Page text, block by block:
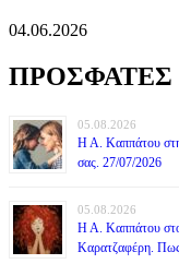
04.06.2026
ΠΡΟΣΦΑΤΕΣ
05.08.2026
Η Α. Καππάτου
σας. 27/07/2026
05.08.2026
Η Α. Καππάτου στο
Καρατζαφέρη. Πως